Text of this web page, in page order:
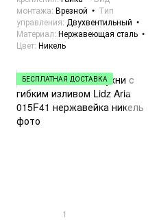
монтажа Врезной
Тип
управления Двухвентильный
Материал Нержавеющая сталь
Цвет Никель
БЕСПЛАТНАЯ ДОСТАВКА
1